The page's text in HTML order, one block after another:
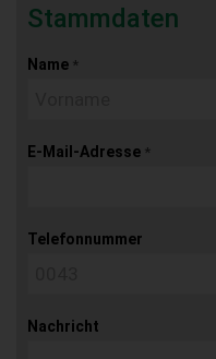
Stammdaten
Name *
E-Mail-Adresse *
Telefonnummer
Nachricht